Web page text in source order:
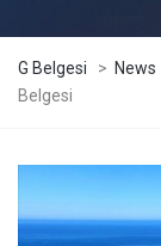
G Belgesi > News
Belgesi